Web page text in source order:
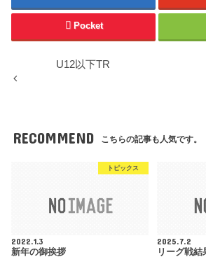
Pocket
U12以下TR
RECOMMEND こちらの記事も人気です。
トピックス
2022.1.3
新年の御挨拶
2025.7.2
リーグ戦結